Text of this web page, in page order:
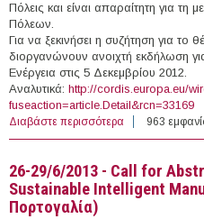
Πόλεις και είναι απαραίτητη για τη
Πόλεων.
Για να ξεκινήσει η συζήτηση για το
διοργανώνουν ανοιχτή εκδήλωση
Ενέργεια στις 5 Δεκεμβρίου 2012.
Αναλυτικά: http://cordis.europa.eu/
fuseaction=article.Detail&rcn=33169
Διαβάστε περισσότερα για 5/12/2012 -
Standardization
963
26-29/6/2013 - Call for
Sustainable Intelligent
Πορτογαλία)